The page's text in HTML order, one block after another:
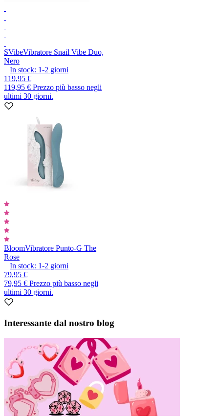
SVibeVibratore Snail Vibe Duo,
Nero
In stock: 1-2 giorni
119,95 €
119,95 € Prezzo più basso negli
ultimi 30 giorni.
BloomVibratore Punto-G The
Rose
In stock: 1-2 giorni
79,95 €
79,95 € Prezzo più basso negli
ultimi 30 giorni.
Interessante dal nostro blog